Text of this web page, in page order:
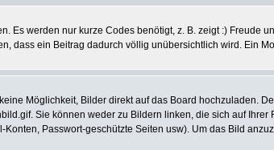
Es werden nur kurze Codes benötigt, z. B. zeigt :) Freude
dass ein Beitrag dadurch völlig unübersichtlich wird. Ein
Möglichkeit, Bilder direkt auf das Board hochzuladen.
Sie können weder zu Bildern linken, die sich auf
Passwort-geschützte Seiten usw). Um das Bild